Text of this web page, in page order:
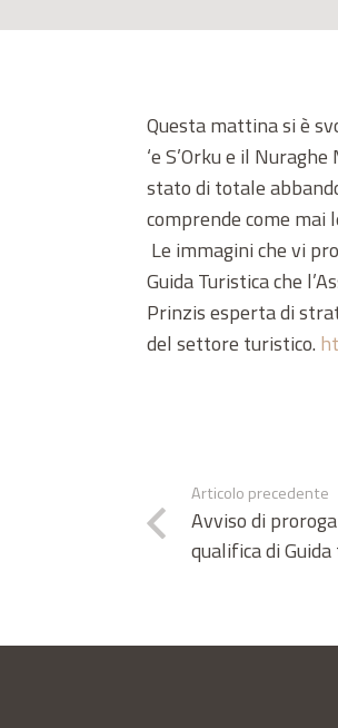
Questa mattina si è
‘e S’Orku e il
stato di totale
comprende come
Le immagini che vi
Guida Turistica che
Prinzis esperta di
del settore turistico.
Articolo precedente
Avviso di
qualifica di